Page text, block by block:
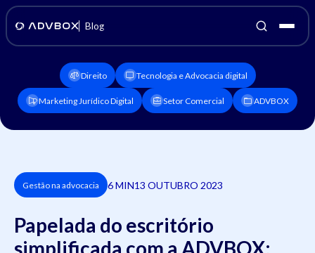
Blog
Direito Tecnologia e Advocacia digital
Marketing Jurídico Digital Setor Comercial ADVBOX
Gestão na advocacia 6 MIN13 OUTUBRO 2023
Papelada do escritório